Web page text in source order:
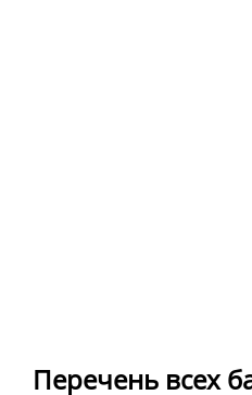
Перечень всех